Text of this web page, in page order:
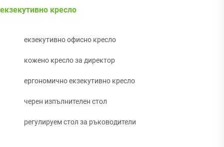
екзекутивно кресло
екзекутивно офисно кресло
кожено кресло за директор
ергономично екзекутивно кресло
черен изпълнителен стол
регулируем стол за ръководители